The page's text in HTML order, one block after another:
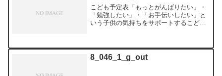
こども予定表「もっとがんばりたい」・
「勉強したい」・「お手伝いしたい」と
いう子供の気持ちをサポートするこども
テレビやおやつなど、目の前に魅力的な
ものがあると、ついつい気...
8_046_1_g_out